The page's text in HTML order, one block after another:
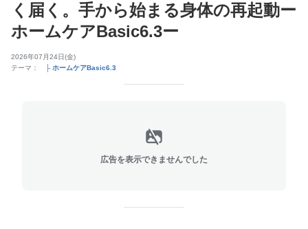
く届く。手から始まる身体の再起動ー
ホームケアBasic6.3ー
2026年07月24日(金)
テーマ：
├ ホームケアBasic6.3
広告を表示できませんでした